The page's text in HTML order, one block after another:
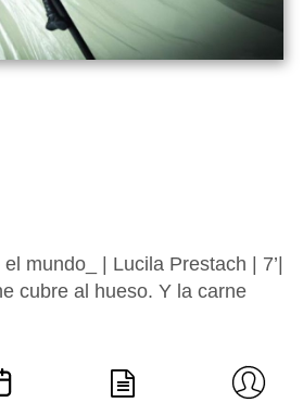
mundo_ | Lucila Prestach | 7’|
cubre al hueso. Y la carne